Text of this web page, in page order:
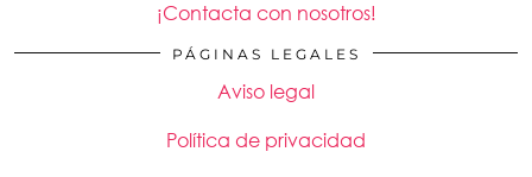
¡Contacta con nosotros!
PÁGINAS LEGALES
Aviso legal
Política de privacidad